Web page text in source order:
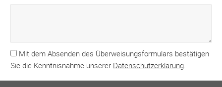
Mit dem Absenden des Überweisungsformulars bestätigen
Sie die Kenntnisnahme unserer Datenschutzerklärung